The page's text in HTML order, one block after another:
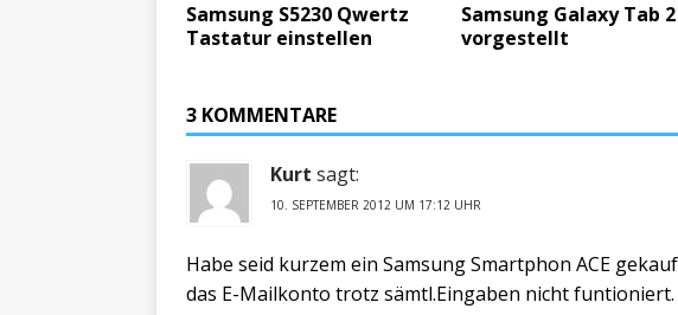
Samsung S5230 Qwertz
Tastatur einstellen
Samsung Galaxy Tab 2
vorgestellt
3 KOMMENTARE
Kurt sagt:
10. SEPTEMBER 2012 UM 17:12 UHR
Habe seid kurzem ein Samsung Smartphon ACE
das E-Mailkonto trotz sämtl.Eingaben nicht